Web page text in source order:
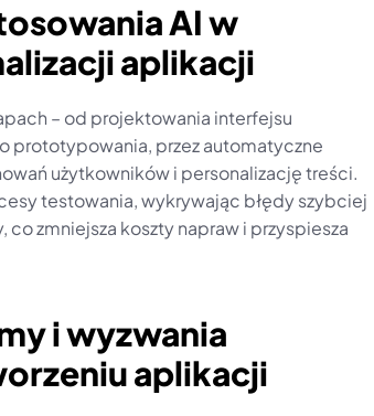
AI w
aplikacji
– od projektowania interfejsu
prototypowania, przez automatyczne
użytkowników i personalizację treści.
testowania, wykrywając błędy szybciej
zmniejsza koszty napraw i przyspiesza
i wyzwania
aplikacji